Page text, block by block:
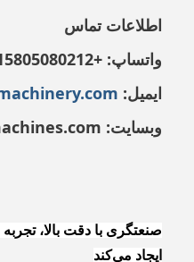
اطلاعات تماس
واتساپ: +008615805080212
ایمیل:
وبسایت:
صنعتگری با دقت بالا،
ایجاد می‌کند